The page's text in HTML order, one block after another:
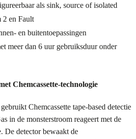
als sink, source of isolated
2 en Fault
en buitentoepassingen
meer dan 6 uur gebruiksduur onder
Chemcassette-technologie
Chemcassette tape-based detectie
in de monsterstroom reageert met de
De detector bewaakt de